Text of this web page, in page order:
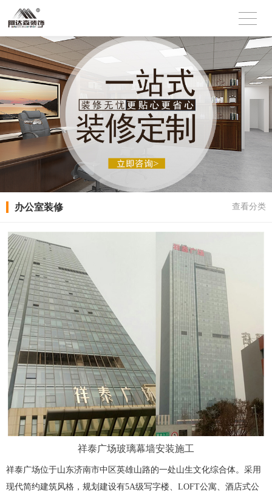
办公室装修 查看分类
祥泰广场玻璃幕墙安装施工
祥泰广场位于山东济南市中区英雄山路的一处山生文化综合体。采用
现代简约建筑风格，规划建设有5A级写字楼、LOFT公寓、酒店式公